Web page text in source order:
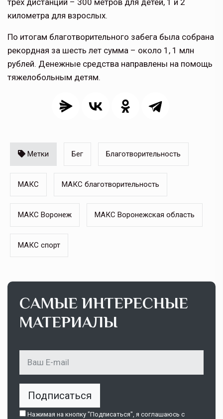
трёх дистанций – 300 метров для детей, 1 и 2
километра для взрослых.
По итогам благотворительного забега была собрана
рекордная за шесть лет сумма – около 1, 1 млн
рублей. Денежные средства направлены на помощь
тяжелобольным детям.
Метки Бег Благотворительность
МАКС МАКС благотворительность
МАКС Воронеж МАКС Воронежская область
МАКС спорт
САМЫЕ ИНТЕРЕСНЫЕ
МАТЕРИАЛЫ
Подписаться
Нажимая на кнопку "Подписаться", я соглашаюсь c